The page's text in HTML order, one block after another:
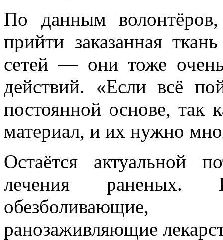
По данным
прийти заказанная
сетей — они тоже
действий. «Если всё
постоянной основе, так
материал, и их нужно
Остаётся актуальной
лечения раненых.
обезболивающие,
ранозаживляющие